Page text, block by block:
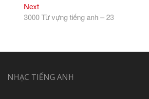
NextNext
post:
3000 Từ vựng tiếng anh – 23
NHẠC TIẾNG ANH